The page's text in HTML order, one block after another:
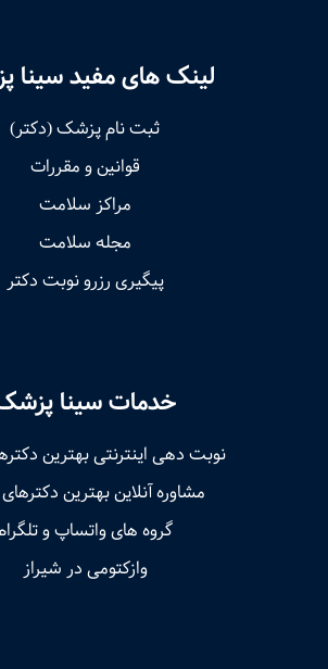
لینک های مفید سینا
ثبت نام پزشک (دکتر)
قوانین و مقررات
مراکز سلامت
مجله سلامت
پیگیری رزرو نوبت دکتر
خدمات سینا
نوبت‌ دهی اینترنتی بهترین
مشاوره آنلاین بهترین دکترهای
گروه های واتساپ و
وازکتومی در شیراز